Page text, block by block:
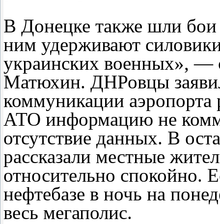
В Донецке также шли бои
ним удерживают
украинских военных», —
Матюхин. ДНРовцы
коммуникации
АТО информацию не
отсутствие данных. В
рассказали местные
относительно спокойно.
нефтебазе в ночь на
весь мегаполис.